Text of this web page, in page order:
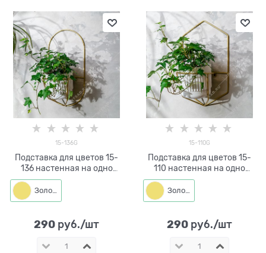
15-136G
Подставка для цветов 15-
136 настенная на одно
кашпо d=14см
Золото
290 руб./шт
15-110G
Подставка для цветов 15-
110 настенная на одно
кашпо d=14см
Золото
290 руб./шт